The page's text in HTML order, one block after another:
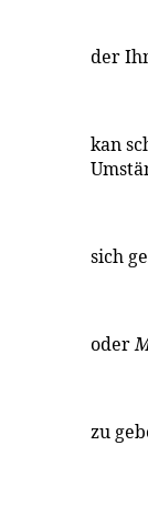
der
kan
sich
oder
zu